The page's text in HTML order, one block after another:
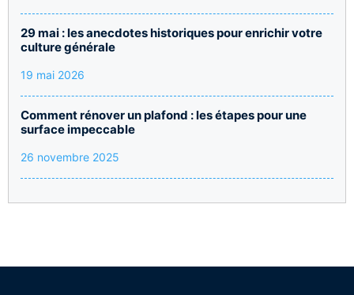
29 mai : les anecdotes historiques pour enrichir votre
culture générale
19 mai 2026
Comment rénover un plafond : les étapes pour une
surface impeccable
26 novembre 2025